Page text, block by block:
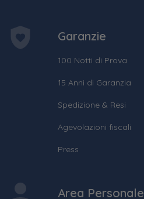
Garanzie
100 Notti di Prova
15 Anni di Garanzia
Spedizione & Resi
Agevolazioni fiscali
Press
Area Personale